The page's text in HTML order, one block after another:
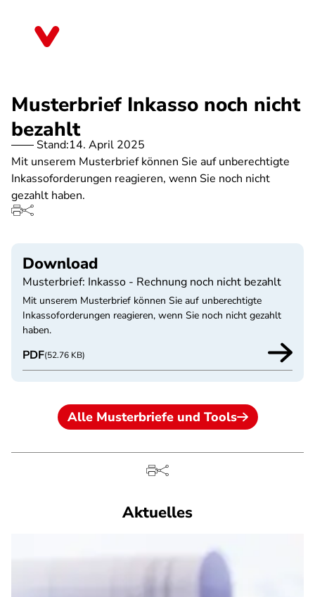
Musterbrief Inkasso noch nicht
bezahlt
Stand:14. April 2025
Mit unserem Musterbrief können Sie auf unberechtigte
Inkassoforderungen reagieren, wenn Sie noch nicht
gezahlt haben.
Download
Musterbrief: Inkasso - Rechnung noch nicht bezahlt
Mit unserem Musterbrief können Sie auf unberechtigte
Inkassoforderungen reagieren, wenn Sie noch nicht gezahlt
haben.
PDF(52.76 KB)
Alle Musterbriefe und Tools
Aktuelles